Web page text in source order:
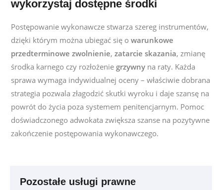
wykorzystaj dostępne środki
Postępowanie wykonawcze stwarza szereg instrumentów,
dzięki którym można ubiegać się o warunkowe
przedterminowe zwolnienie, zatarcie skazania, zmianę
środka karnego czy rozłożenie grzywny na raty. Każda
sprawa wymaga indywidualnej oceny – właściwie dobrana
strategia pozwala złagodzić skutki wyroku i daje szansę na
powrót do życia poza systemem penitencjarnym. Pomoc
doświadczonego adwokata zwiększa szanse na pozytywne
zakończenie postępowania wykonawczego.
Pozostałe usługi prawne